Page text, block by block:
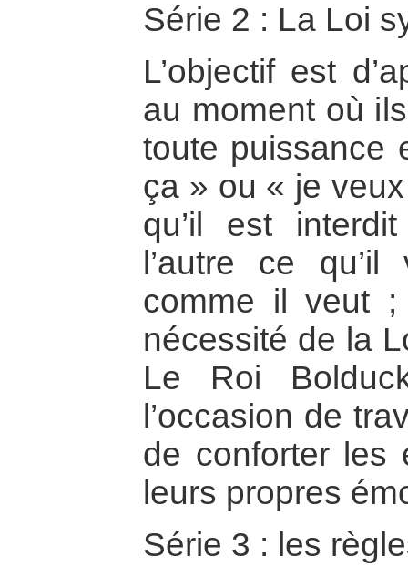
Série 2 : La Loi
L’objectif est
au moment où
toute puissance
ça » ou « je
qu’il est
l’autre ce
comme il veut ;
nécessité de la
Le Roi
l’occasion de
de conforter les
leurs propres
Série 3 : les